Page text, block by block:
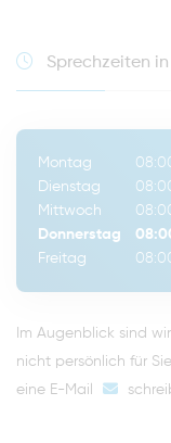
Sprechzeiten
Montag
Dienstag
Mittwoch
Donnerstag
Freitag
Im Augenblick sind
nicht persönlich für
eine E-Mail